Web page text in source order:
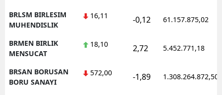
BRLSM BIRLESIM
MUHENDISLIK
16,11 -0,12 61.157.875,02
BRMEN BIRLIK
MENSUCAT
18,10 2,72 5.452.771,18
BRSAN BORUSAN
BORU SANAYI
572,00 -1,89 1.308.264.872,50